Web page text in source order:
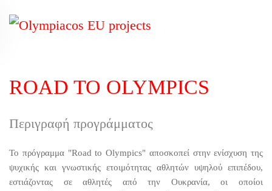
Skip
ROAD TO OLYMPICS
Περιγραφή προγράμματος
Το πρόγραμμα "Road to Olympics" αποσκοπεί στην ενίσχυση της
ψυχικής και γνωστικής ετοιμότητας αθλητών υψηλού επιπέδου,
εστιάζοντας σε αθλητές από την Ουκρανία, οι οποίοι